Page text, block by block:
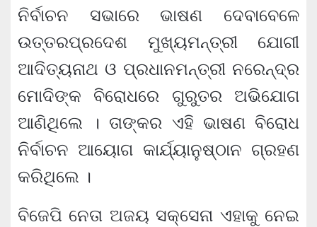
ନିର୍ବାଚନ ସଭାରେ ଭାଷଣ ଦେବାବେଳେ
ଉତ୍ତରପ୍ରଦେଶ ମୁଖ୍ୟମନ୍ତ୍ରୀ ଯୋଗୀ
ଆଦିତ୍ୟନାଥ ଓ ପ୍ରଧାନମନ୍ତ୍ରୀ ନରେନ୍ଦ୍ର
ମୋଦିଙ୍କ ବିରୋଧରେ ଗୁରୁତର ଅଭିଯୋଗ
ଆଣିଥିଲେ । ତାଙ୍କର ଏହି ଭାଷଣ ବିରୋଧ
ନିର୍ବାଚନ ଆୟୋଗ କାର୍ଯ୍ୟାନୁଷ୍ଠାନ ଗ୍ରହଣ
କରିଥିଲେ ।
ବିଜେପି ନେତା ଅଜୟ ସକ୍‌ସେନା ଏହାକୁ ନେଇ